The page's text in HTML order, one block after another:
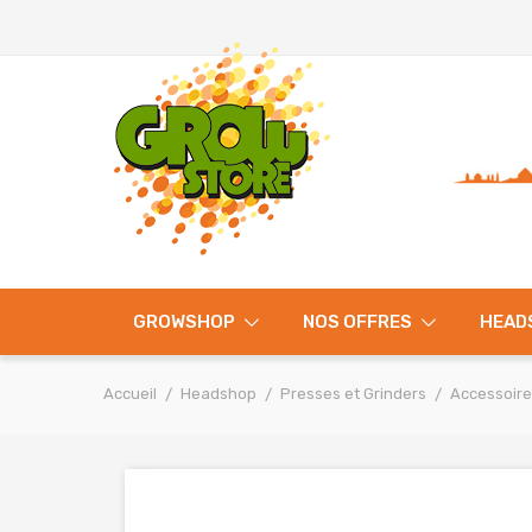
GROWSHOP NOS OFFRES
Accueil Headshop Presses et Grinders